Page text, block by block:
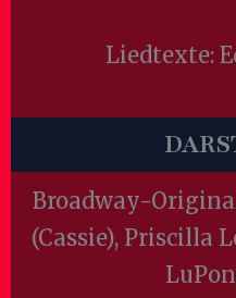
Liedtexte:
Broadway-
(Cassie), Priscilla